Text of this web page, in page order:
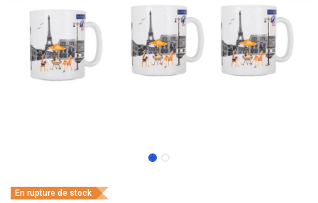
En rupture de stock